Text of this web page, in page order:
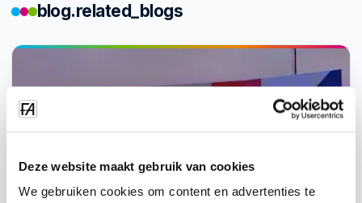
Deze website maakt gebruik van cookies
We gebruiken cookies om content en advertenties te
blog.related_blogs